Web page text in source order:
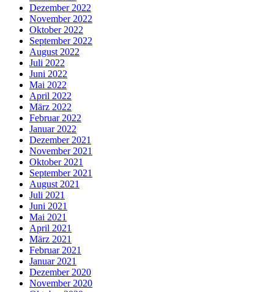
Dezember 2022
November 2022
Oktober 2022
September 2022
August 2022
Juli 2022
Juni 2022
Mai 2022
April 2022
März 2022
Februar 2022
Januar 2022
Dezember 2021
November 2021
Oktober 2021
September 2021
August 2021
Juli 2021
Juni 2021
Mai 2021
April 2021
März 2021
Februar 2021
Januar 2021
Dezember 2020
November 2020